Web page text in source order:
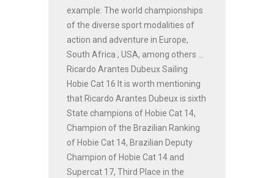
example: The world championships
of the diverse sport modalities of
action and adventure in Europe,
South Africa , USA, among others ...
Ricardo Arantes Dubeux Sailing
Hobie Cat 16 It is worth mentioning
that Ricardo Arantes Dubeux is sixth
State champions of Hobie Cat 14,
Champion of the Brazilian Ranking
of Hobie Cat 14, Brazilian Deputy
Champion of Hobie Cat 14 and
Supercat 17, Third Place in the